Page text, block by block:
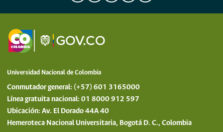
Universidad Nacional de Colombia
Conmutador general: (+57) 601 3165000
Línea gratuita nacional: 01 8000 912 597
Ubicación: Av. El Dorado 44A 40
Hemeroteca Nacional Universitaria, Bogotá D. C., Colombia